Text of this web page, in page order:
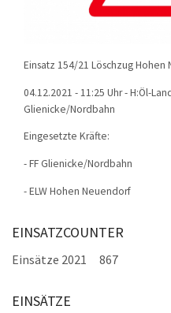
Einsatz 154/21 Löschzug Hohen
04.12.2021 - 11:25 Uhr - H:Öl-
Glienicke/Nordbahn
Eingesetzte Kräfte:
- FF Glienicke/Nordbahn
- ELW Hohen Neuendorf
EINSATZCOUNTER
Einsätze 2021 867
EINSÄTZE